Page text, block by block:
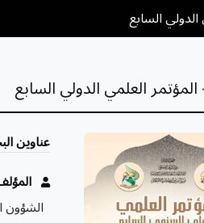
السابع
العلمي الدولي السابع
عناوين
الشؤون